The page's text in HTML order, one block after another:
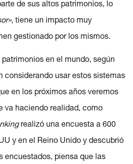
de sus altos patrimonios, lo
tiene un impacto muy
gestionado por los mismos.
en el mundo, según
considerando usar estos sistemas
en los próximos años veremos
va haciendo realidad, como
realizó una encuesta a 600
y en el Reino Unido y descubrió
encuestados, piensa que las